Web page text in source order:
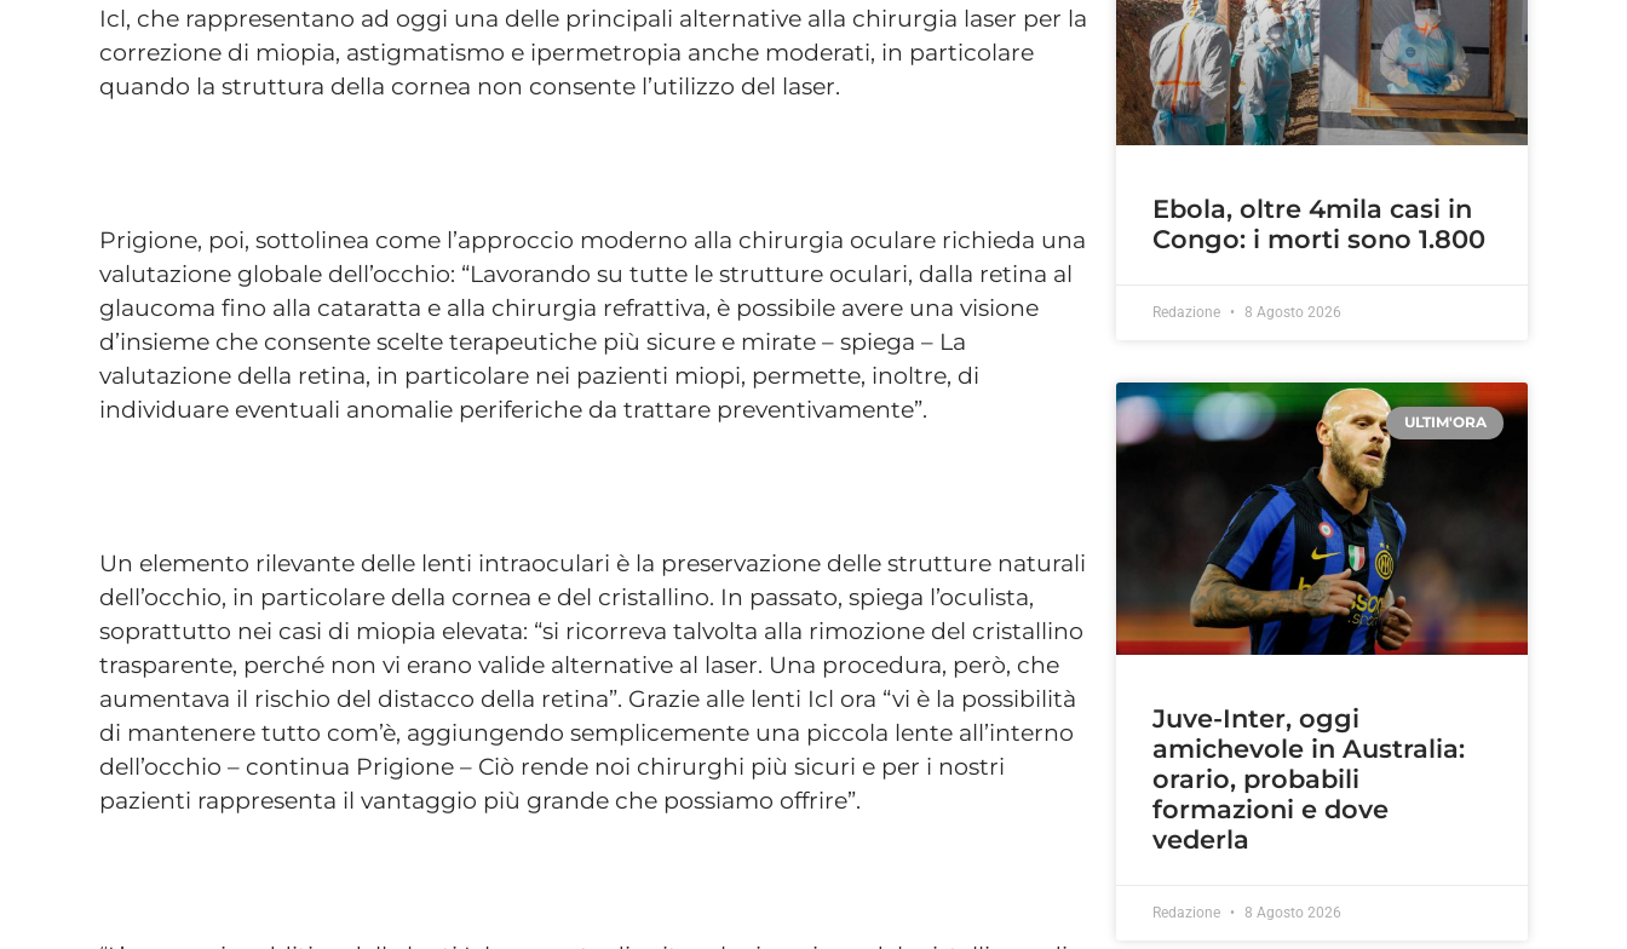
Icl, che rappresentano ad oggi una delle principali alternative alla chirurgia laser per la
correzione di miopia, astigmatismo e ipermetropia anche moderati, in particolare
quando la struttura della cornea non consente l’utilizzo del laser.
Prigione, poi, sottolinea come l’approccio moderno alla chirurgia oculare richieda una
valutazione globale dell’occhio: “Lavorando su tutte le strutture oculari, dalla retina al
glaucoma fino alla cataratta e alla chirurgia refrattiva, è possibile avere una visione
d’insieme che consente scelte terapeutiche più sicure e mirate – spiega – La
valutazione della retina, in particolare nei pazienti miopi, permette, inoltre, di
individuare eventuali anomalie periferiche da trattare preventivamente”.
Un elemento rilevante delle lenti intraoculari è la preservazione delle strutture naturali
dell’occhio, in particolare della cornea e del cristallino. In passato, spiega l’oculista,
soprattutto nei casi di miopia elevata: “si ricorreva talvolta alla rimozione del cristallino
trasparente, perché non vi erano valide alternative al laser. Una procedura, però, che
aumentava il rischio del distacco della retina”. Grazie alle lenti Icl ora “vi è la possibilità
di mantenere tutto com’è, aggiungendo semplicemente una piccola lente all’interno
dell’occhio – continua Prigione – Ciò rende noi chirurghi più sicuri e per i nostri
pazienti rappresenta il vantaggio più grande che possiamo offrire”.
Ebola, oltre 4mila casi in
Congo: i morti sono 1.800
Redazione 8 Agosto 2026
ULTIM'ORA
Juve-Inter, oggi
amichevole in Australia:
orario, probabili
formazioni e dove
vederla
Redazione 8 Agosto 2026